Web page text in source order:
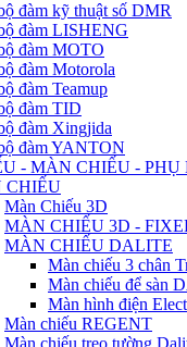
đàm kỹ thuật số DMR
đàm LISHENG
đàm MOTO
đàm Motorola
đàm Teamup
đàm TID
đàm Xingjida
đàm YANTON
- MÀN CHIẾU - PHỤ
CHIẾU
Màn Chiếu 3D
MÀN CHIẾU 3D -
MÀN CHIẾU DALITE
Màn chiếu 3 chân
Màn chiếu để sàn
Màn hình điện
Màn chiếu REGENT
Màn chiếu treo tường